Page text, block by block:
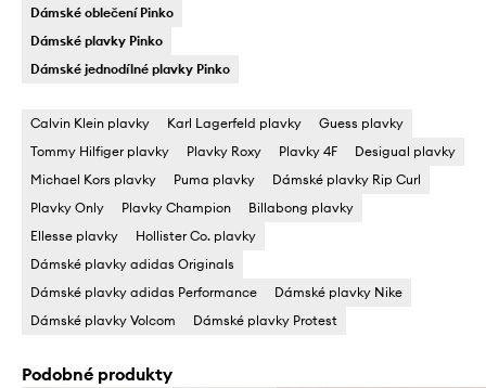
Dámské oblečení Pinko
Dámské plavky Pinko
Dámské jednodílné plavky Pinko
Calvin Klein plavky Karl Lagerfeld plavky
Guess plavky
Tommy Hilfiger plavky
Plavky Roxy Plavky 4F
Desigual plavky
Michael Kors plavky
Puma plavky
Dámské plavky Rip Curl
Plavky Only
Plavky Champion
Billabong plavky
Ellesse plavky
Hollister Co. plavky
Dámské plavky adidas Originals
Dámské plavky adidas Performance
Dámské plavky Nike
Dámské plavky Volcom
Dámské plavky Protest
Podobné produkty